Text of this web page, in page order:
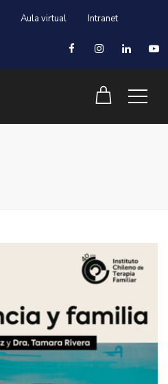
Aula virtual Intranet